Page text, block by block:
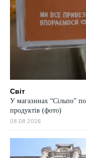
Світ
У магазинах “Сільпо”
продуктів (фото)
08.08.2026